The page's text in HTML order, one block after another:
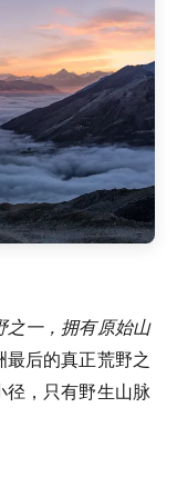
之一，拥有原始山
后的真正荒野之
径，只有野生山脉